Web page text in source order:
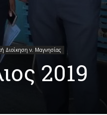
Διοίκηση ν. Μαγνησίας
2019